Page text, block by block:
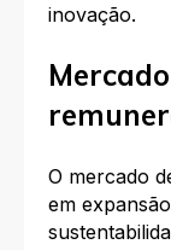
inovação.
O mercado
em